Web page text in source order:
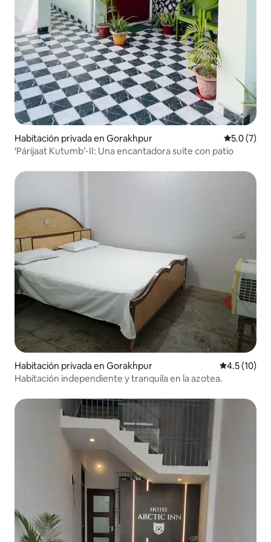
Habitación privada en Gorakhpur
5.0 (7)
‘Párijaat Kutumb’-II: Una encantadora suite con patio
Habitación privada en Gorakhpur Calificación
4.5 (10)
Habitación independiente y tranquila en la azotea.